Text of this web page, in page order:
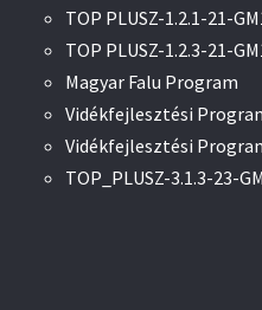
TOP PLUSZ-1.2.1-21-
TOP PLUSZ-1.2.3-21-
Magyar Falu Program
Vidékfejlesztési
Vidékfejlesztési
TOP_PLUSZ-3.1.3-23-